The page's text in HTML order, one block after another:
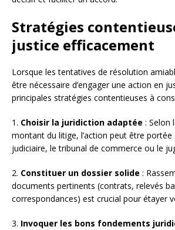
Stratégies
justice efficacement
Lorsque les tentatives de résolution
être nécessaire d’engager une action en
principales stratégies contentieuses à
1. Choisir la juridiction adaptée : Selon
montant du litige, l’action peut être portée
judiciaire, le tribunal de commerce ou le
2. Constituer un dossier solide :
documents pertinents (contrats, relevés
correspondances) est crucial pour étayer
3. Invoquer les bons fondements